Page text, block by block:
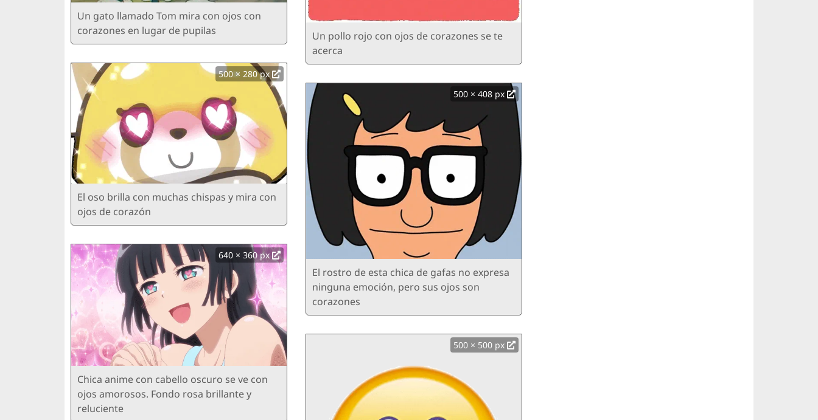
Un gato llamado Tom mira con ojos con
corazones en lugar de pupilas
500 × 280 px
El oso brilla con muchas chispas y mira con
ojos de corazón
640 × 360 px
Chica anime con cabello oscuro se ve con
ojos amorosos. Fondo rosa brillante y
reluciente
Un pollo rojo con ojos de corazones se te
acerca
500 × 408 px
El rostro de esta chica de gafas no expresa
ninguna emoción, pero sus ojos son
corazones
500 × 500 px